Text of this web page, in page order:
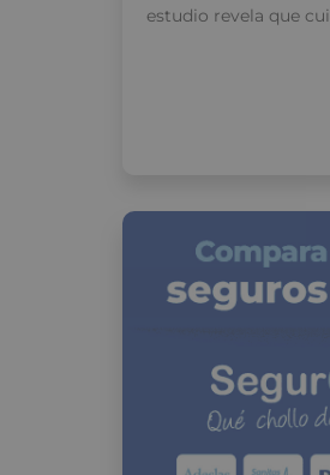
estudio revela que